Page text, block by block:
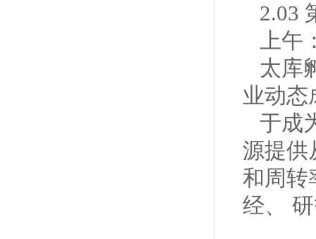
2.03
上午
太库
业动态
于成
源提供
和周转
经、